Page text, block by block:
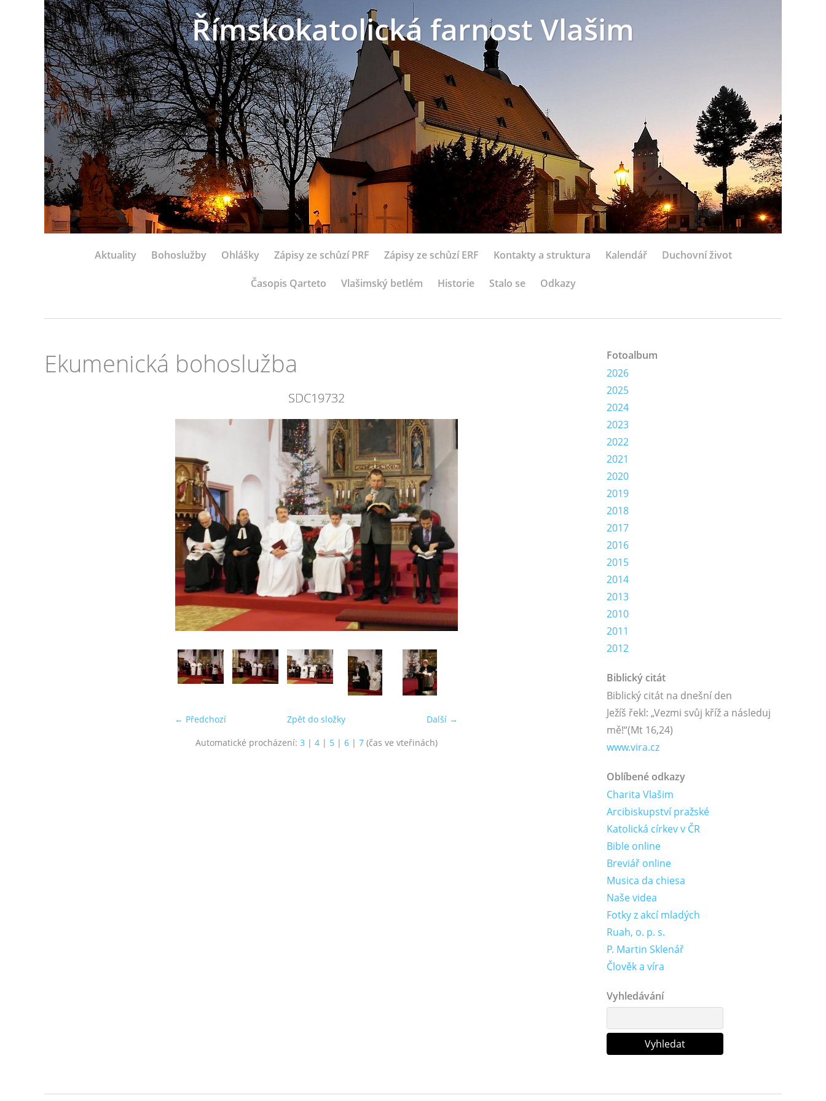
Římskokatolická farnost Vlašim
Aktuality Bohoslužby Ohlášky Zápisy ze schůzí PRF Zápisy ze schůzí ERF Kontakty a struktura Kalendář Duchovní život
Časopis Qarteto Vlašimský betlém Historie Stalo se Odkazy
Ekumenická bohoslužba
SDC19732
← Předchozí Další →
Zpět do složky
Automatické procházení: 3 | 4| 5| 6| 7(čas ve vteřinách)
Fotoalbum
2026
2025
2024
2023
2022
2021
2020
2019
2018
2017
2016
2015
2014
2013
2010
2011
2012
Biblický citát
Biblický citát na dnešní den
Ježíš řekl: „Vezmi svůj kříž a následuj
mě!“(Mt 16,24)
www.vira.cz
Oblíbené odkazy
Charita Vlašim
Arcibiskupství pražské
Katolická církev v ČR
Bible online
Breviář online
Musica da chiesa
Naše videa
Fotky z akcí mladých
Ruah, o. p. s.
P. Martin Sklenář
Člověk a víra
Vyhledávání